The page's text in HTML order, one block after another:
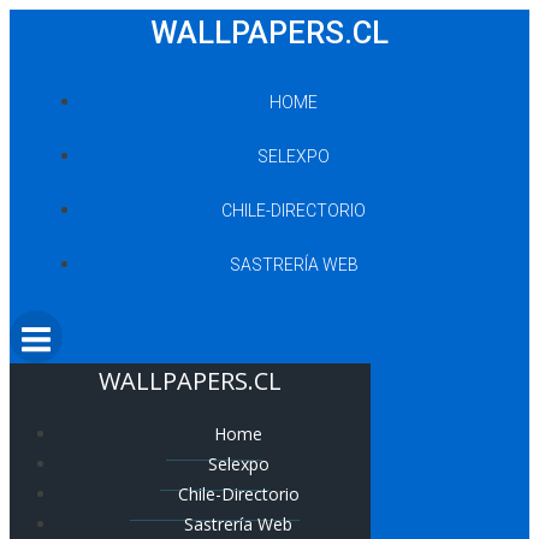
WALLPAPERS.CL
HOME
SELEXPO
CHILE-DIRECTORIO
SASTRERÍA WEB
WALLPAPERS.CL
Home
Selexpo
Chile-Directorio
Sastrería Web